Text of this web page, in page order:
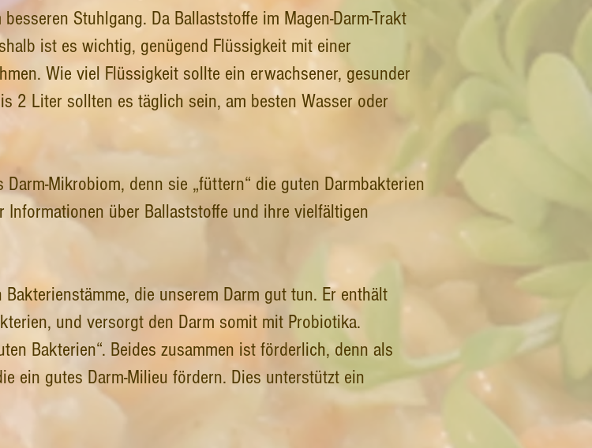
Stuhlgang. Da Ballaststoffe im Magen-Darm-Trakt
ist es wichtig, genügend Flüssigkeit mit einer
Wie viel Flüssigkeit sollte ein erwachsener, gesunder
2 Liter sollten es täglich sein, am besten Wasser oder
Mikrobiom, denn sie „füttern“ die guten Darmbakterien
Informationen über Ballaststoffe und ihre vielfältigen
die unserem Darm gut tun. Er enthält
und versorgt den Darm somit mit Probiotika.
Bakterien“. Beides zusammen ist förderlich, denn als
ein gutes Darm-Milieu fördern. Dies unterstützt ein